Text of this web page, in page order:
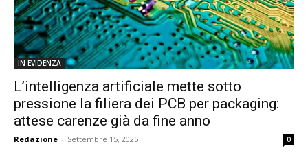
IN EVIDENZA
L’intelligenza artificiale mette sotto
pressione la filiera dei PCB per packaging:
attese carenze già da fine anno
Redazione - Settembre 15, 2025 0